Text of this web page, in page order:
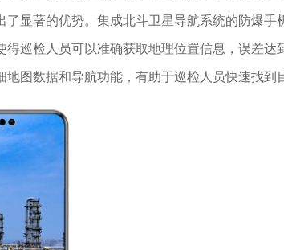
显著的优势。集成北斗卫星导航系统的防爆
巡检人员可以准确获取地理位置信息，误差
图数据和导航功能，有助于巡检人员快速找到